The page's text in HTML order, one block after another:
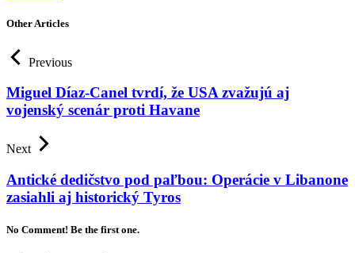
Other Articles
Previous
Miguel Díaz-Canel tvrdí, že USA zvažujú aj
vojenský scenár proti Havane
Next
Antické dedičstvo pod paľbou: Operácie v Libanone
zasiahli aj historický Tyros
No Comment! Be the first one.